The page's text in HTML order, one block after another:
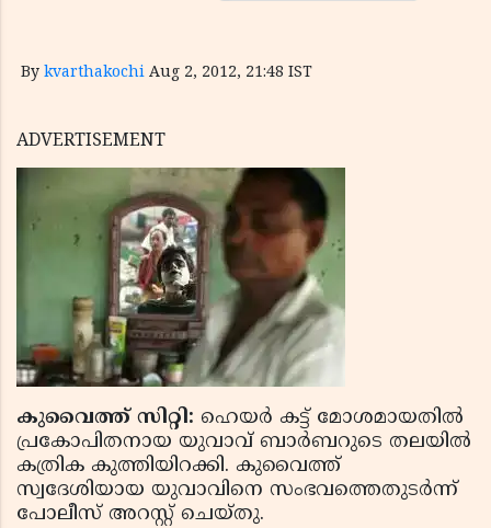
By kvarthakochi Aug 2, 2012, 21:48 IST
ADVERTISEMENT
കുവൈത്ത് സിറ്റി: ഹെയര്‍ കട്ട് മോശമായതില്‍
പ്രകോപിതനായ യുവാവ് ബാര്‍ബറുടെ തലയില്‍
കത്രിക കുത്തിയിറക്കി. കുവൈത്ത്
സ്വദേശിയായ യുവാവിനെ സംഭവത്തെതുടര്‍ന്ന്‌
പോലീസ് അറസ്റ്റ് ചെയ്തു.